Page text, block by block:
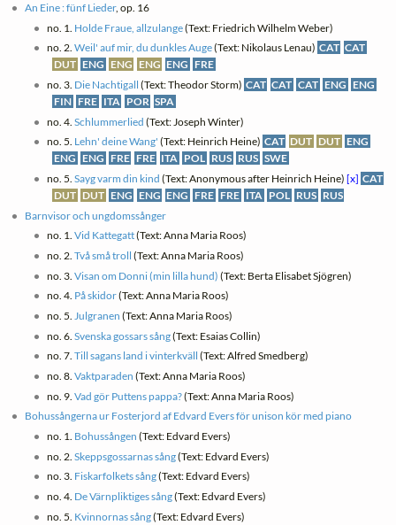
An Eine : fünf Lieder, op. 16
no. 1. Holde Fraue, allzulange(Text: Friedrich Wilhelm Weber)
no. 2. Weil' auf mir, du dunkles Auge(Text: Nikolaus Lenau) CAT CAT
DUT ENG ENG ENG ENG FRE
no. 3. Die Nachtigall (Text: Theodor Storm) CAT CAT CAT ENG ENG
FIN FRE ITA POR SPA
no. 4. Schlummerlied (Text: Joseph Winter)
no. 5. Lehn' deine Wang' (Text: Heinrich Heine) CAT DUT DUT ENG
ENG ENG FRE FRE ITA POL RUS RUS SWE
no. 5. Sayg varm din kind (Text: Anonymous after Heinrich Heine) [x] CAT
DUT DUT ENG ENG ENG FRE FRE ITA POL RUS RUS
Barnvisor och ungdomssånger
no. 1. Vid Kattegatt(Text: Anna Maria Roos)
no. 2. Två små troll (Text: Anna Maria Roos)
no. 3. Visan om Donni (min lilla hund) (Text: Berta Elisabet Sjögren)
no. 4. På skidor(Text: Anna Maria Roos)
no. 5. Julgranen (Text: Anna Maria Roos)
no. 6. Svenska gossars sång(Text: Esaias Collin)
no. 7. Till sagans land i vinterkväll (Text: Alfred Smedberg)
no. 8. Vaktparaden (Text: Anna Maria Roos)
no. 9. Vad gör Puttens pappa?(Text: Anna Maria Roos)
Bohussångerna ur Fosterjord af Edvard Evers för unison kör med piano
no. 1. Bohussången (Text: Edvard Evers)
no. 2. Skeppsgossarnas sång(Text: Edvard Evers)
no. 3. Fiskarfolkets sång(Text: Edvard Evers)
no. 4. De Värnpliktiges sång(Text: Edvard Evers)
no. 5. Kvinnornas sång(Text: Edvard Evers)